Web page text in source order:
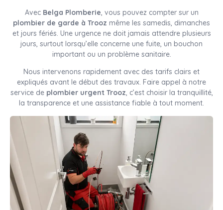
Avec Belga Plomberie, vous pouvez compter sur un
plombier de garde à Trooz même les samedis, dimanches
et jours fériés. Une urgence ne doit jamais attendre plusieurs
jours, surtout lorsqu’elle concerne une fuite, un bouchon
important ou un problème sanitaire.
Nous intervenons rapidement avec des tarifs clairs et
expliqués avant le début des travaux. Faire appel à notre
service de plombier urgent Trooz, c’est choisir la tranquillité,
la transparence et une assistance fiable à tout moment.